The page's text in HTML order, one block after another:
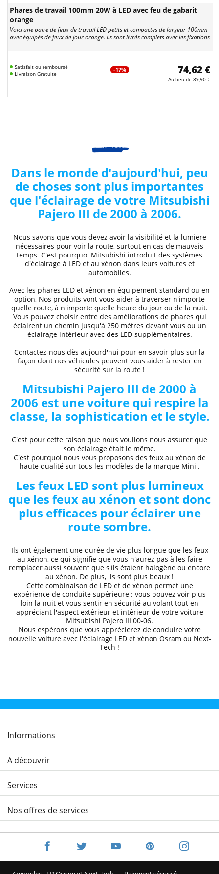
Phares de travail 100mm 20W à LED avec feu de gabarit
orange
Voici une paire de feux de travail LED petits et compactes de largeur 100mm
avec équipés de feux de jour orange. Ils sont livrés complets avec les fixations
Satisfait ou remboursé
Livraison Gratuite
-17% 74,62 €
Au lieu de 89,90 €
Dans le monde d'aujourd'hui, peu
de choses sont plus importantes
que l'éclairage de votre Mitsubishi
Pajero III de 2000 à 2006.
Nous savons que vous devez avoir la visibilité et la lumière
nécessaires pour voir la route, surtout en cas de mauvais
temps. C'est pourquoi Mitsubishi introduit des systèmes
d'éclairage à LED et au xénon dans leurs voitures et
automobiles.
Avec les phares LED et xénon en équipement standard ou en
option, Nos produits vont vous aider à traverser n'importe
quelle route, à n'importe quelle heure du jour ou de la nuit.
Vous pouvez choisir entre des améliorations de phares qui
éclairent un chemin jusqu'à 250 mètres devant vous ou un
éclairage intérieur avec des LED supplémentaires.
Contactez-nous dès aujourd'hui pour en savoir plus sur la
façon dont nos véhicules peuvent vous aider à rester en
sécurité sur la route !
Mitsubishi Pajero III de 2000 à
2006 est une voiture qui respire la
classe, la sophistication et le style.
C'est pour cette raison que nous voulions nous assurer que
son éclairage était le même.
C'est pourquoi nous vous proposons des feux au xénon de
haute qualitésur tous les modèles de la marque Mini..
Les feux LED sont plus lumineux
que les feux au xénon et sont donc
plus efficaces pour éclairer une
route sombre.
Ils ont également une durée de vie plus longue que les feux
au xénon, ce qui signifie que vous n'aurez pas à les faire
remplacer aussi souvent que s'ils étaient halogène ou encore
au xénon. De plus, ils sont plus beaux !
Cette combinaison de LED et de xénon permet une
expérience de conduite supérieure: vous pouvez voir plus
loin la nuit et vous sentir en sécurité au volant tout en
appréciant l'aspect extérieur et intérieur de votre voiture
Mitsubishi Pajero III 00-06.
Nous espérons que vous apprécierez de conduirevotre
nouvelle voiture avec l'éclairage LED et xénon Osram ou Next-
Tech !
Informations
A découvrir
Services
Nos offres de services